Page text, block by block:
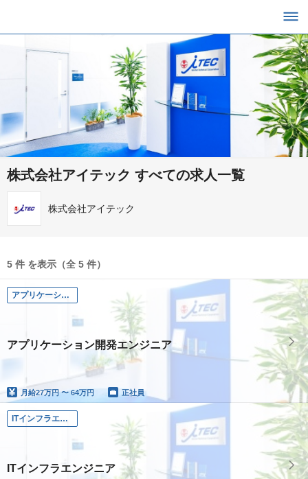
株式会社アイテック すべての求人一覧
株式会社アイテック
5 件 を表示（全 5 件）
アプリケーション開発エンジニア
アプリケーション開発エンジニア
月給27万円 〜 64万円 正社員
ITインフラエンジニア
ITインフラエンジニア